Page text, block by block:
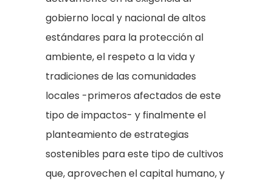
gobierno local y nacional de altos
estándares para la protección al
ambiente, el respeto a la vida y
tradiciones de las comunidades
locales -primeros afectados de este
tipo de impactos- y finalmente el
planteamiento de estrategias
sostenibles para este tipo de cultivos
que, aprovechen el capital humano, y